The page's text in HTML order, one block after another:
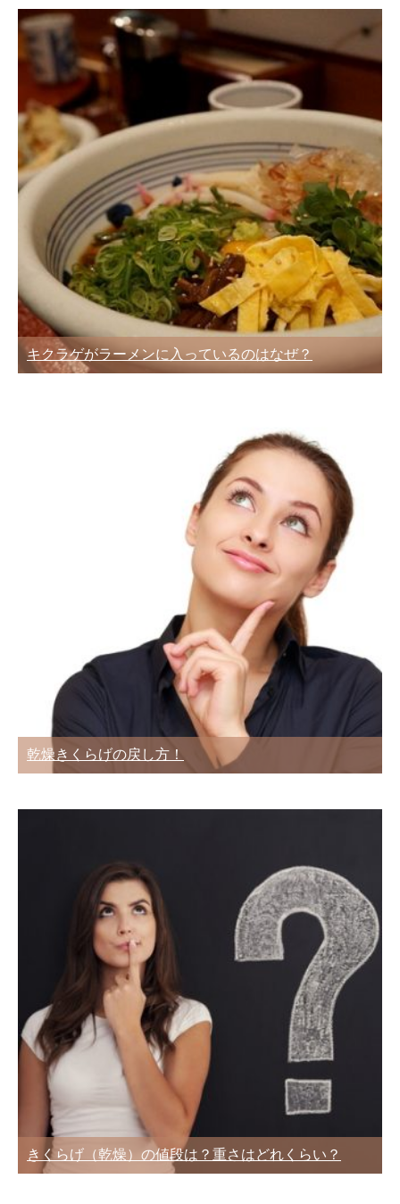
キクラゲがラーメンに入っているのはなぜ？
乾燥きくらげの戻し方！
きくらげ（乾燥）の値段は？重さはどれくらい？